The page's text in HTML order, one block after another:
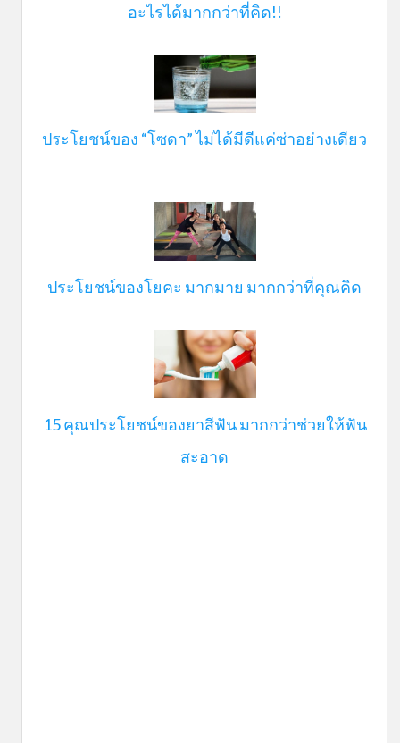
อะไรได้มากกว่าที่คิด!!
ประโยชน์ของ “โซดา” ไม่ได้มีดีแค่ซ่าอย่างเดียว
ประโยชน์ของโยคะ มากมาย มากกว่าที่คุณคิด
15 คุณประโยชน์ของยาสีฟัน มากกว่าช่วยให้ฟัน
สะอาด